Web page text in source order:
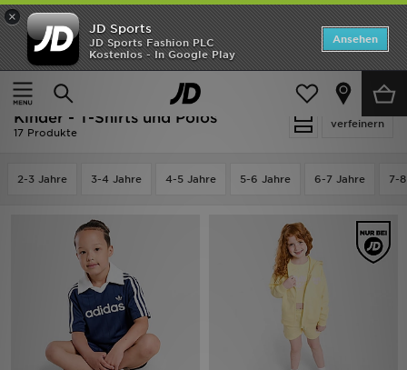
×
JD Sports
JD Sports Fashion PLC
Kostenlos - In Google Play
Ansehen
Startseite
Kinder
Kleinkinderkleidung (3-7 Jahre)
verfeinern
Kinder - T-Shirts und Polos
17 Produkte
2-3 Jahre 3-4 Jahre 4-5 Jahre 5-6 Jahre 6-7 Jahre 7-
Startseite
ANGEBOTE
Marken
Bestsellers
JD Exklusives